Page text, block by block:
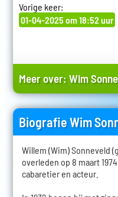
Vorige keer:
01-04-2025 om 18:52 uur
Meer over:Wim
Biografie Wim
Willem (Wim) Sonneveld
overleden op 8 maart
cabaretier en acteur.